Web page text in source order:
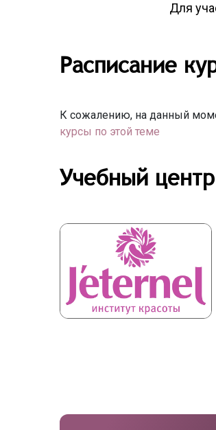
Для
Расписание
К сожалению, на данный
курсы по этой теме
Учебный центр